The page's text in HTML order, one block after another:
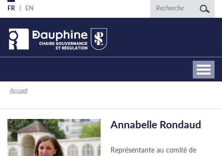
Aller
au
contenu
principal
FR EN Recherche
Fil
Accueil
Annabelle Rondaud
Représentante au comité de